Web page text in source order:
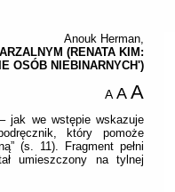
Anouk Herman,
(RENATA KIM:
OSÓB NIEBINARNYCH')
A A A
jak we wstępie wskazuje
który pomoże
(s. 11). Fragment pełni
umieszczony na tylnej